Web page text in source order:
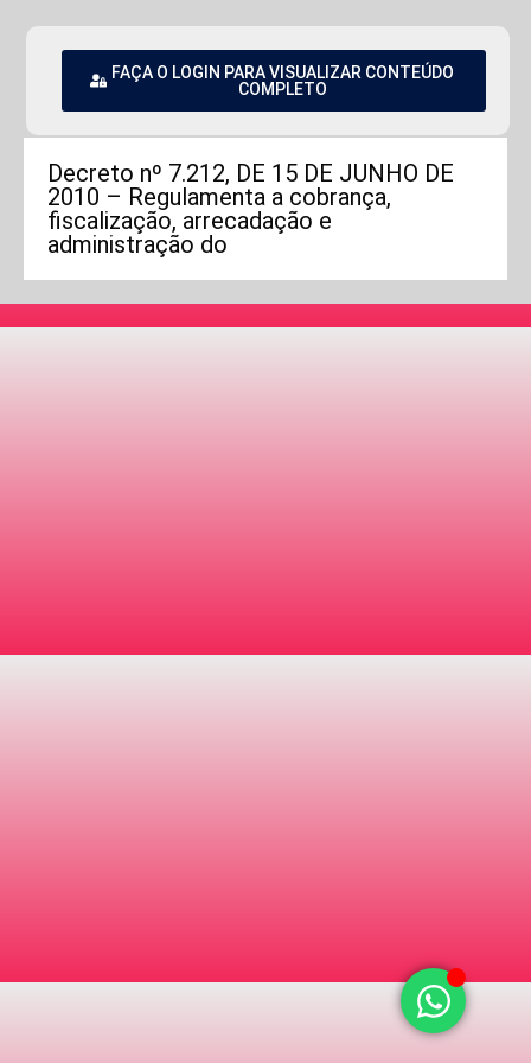
FAÇA O LOGIN PARA VISUALIZAR CONTEÚDO
COMPLETO
Decreto nº 7.212, DE 15 DE JUNHO DE
2010 – Regulamenta a cobrança,
fiscalização, arrecadação e
administração do